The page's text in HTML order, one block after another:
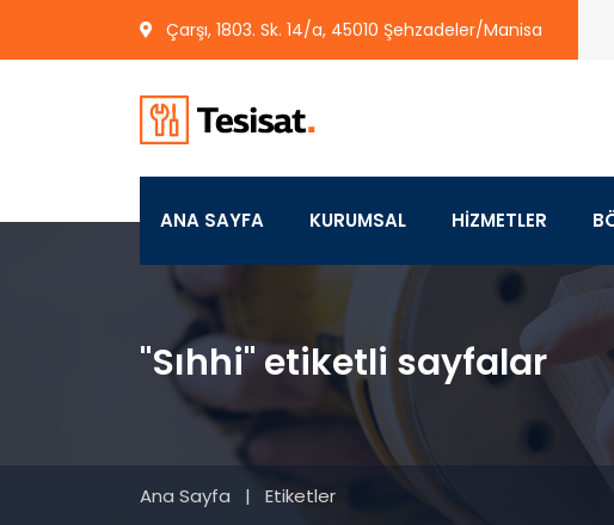
Çarşı, 1803. Sk. 14/a, 45010 Şehzadeler/Manisa
ANA SAYFA KURUMSAL HİZMETLER
"Sıhhi" etiketli sayfalar
Ana Sayfa | Etiketler